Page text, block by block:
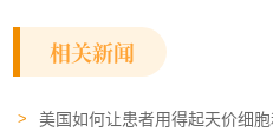
相关新闻
美国如何让患者用得起天价细